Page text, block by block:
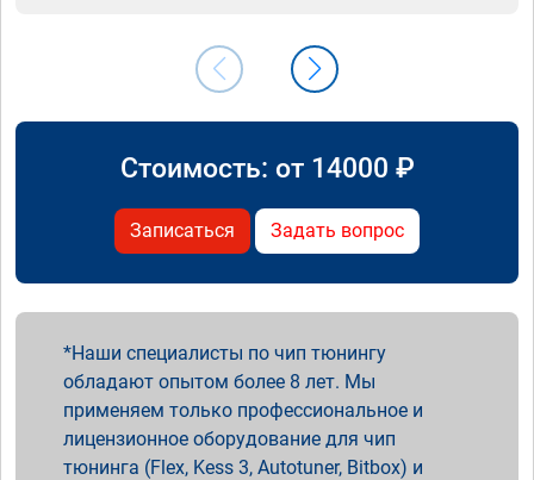
Стоимость: от 14000 ₽
Записаться Задать вопрос
Наши специалисты по чип тюнингу
обладают опытом более 8 лет. Мы
применяем только профессиональное и
лицензионное оборудование для чип
тюнинга (Flex, Kess 3, Autotuner, Bitbox) и